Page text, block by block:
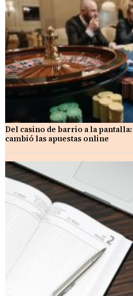
Del casino de barrio a la
cambió las apuestas online